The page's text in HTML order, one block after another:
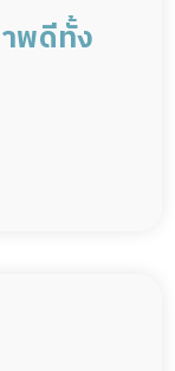
พดีทั้ง